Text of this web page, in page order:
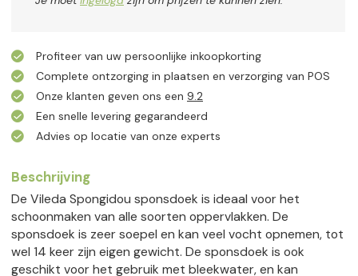
Profiteer van uw persoonlijke inkoopkorting
Complete ontzorging in plaatsen en verzorging van POS
Onze klanten geven ons een 9.2
Een snelle levering gegarandeerd
Advies op locatie van onze experts
Beschrijving
De Vileda Spongidou sponsdoek is ideaal voor het
schoonmaken van alle soorten oppervlakken. De
sponsdoek is zeer soepel en kan veel vocht opnemen, tot
wel 14 keer zijn eigen gewicht. De sponsdoek is ook
geschikt voor het gebruik met bleekwater, en kan